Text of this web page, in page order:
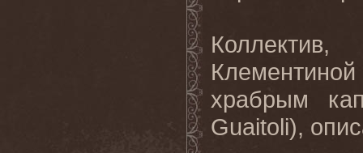
храбрым
Guaitoli),